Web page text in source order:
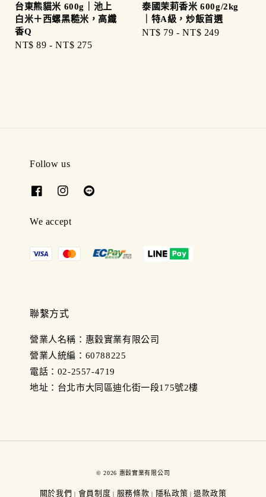
台東熊貓米 600g｜池上
白米＋西螺黑糙米，高纖
香Q
Regular
NT$ 89 -NT$ 275
泰國茉莉香米 600g/2kg
｜特A級，炒飯首選
Regular
NT$ 79 -NT$ 249
Follow us
We accept
聯繫方式
營業人名稱：惠穀實業有限公司
營業人統編：60788225
電話：02-2557-4719
地址：台北市大同區迪化街一段175號2樓
© 2026 惠穀實業有限公司
關於我們 | 會員制度 | 服務條款 | 隱私政策 |退款政策